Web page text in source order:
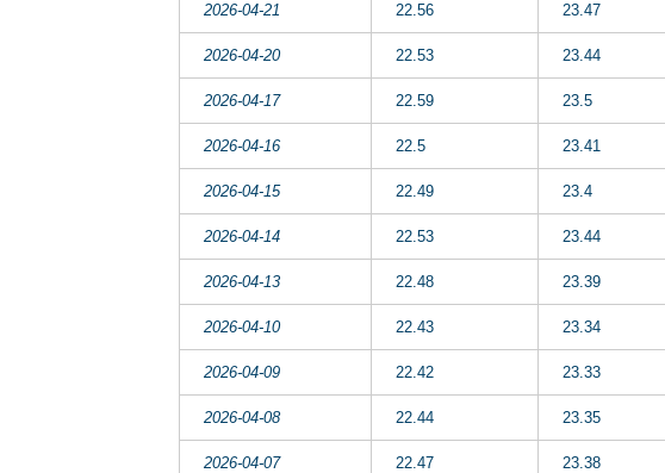
2026-04-21 22.56 23.47
2026-04-20 22.53 23.44
2026-04-17 22.59 23.5
2026-04-16 22.5 23.41
2026-04-15 22.49 23.4
2026-04-14 22.53 23.44
2026-04-13 22.48 23.39
2026-04-10 22.43 23.34
2026-04-09 22.42 23.33
2026-04-08 22.44 23.35
2026-04-07 22.47 23.38